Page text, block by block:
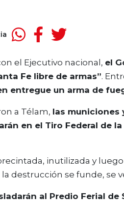
el Ejecutivo nacional, el
Fe libre de armas”.
entregue un arma de
a Télam, las municiones
en el Tiro Federal de
al Predio Ferial de